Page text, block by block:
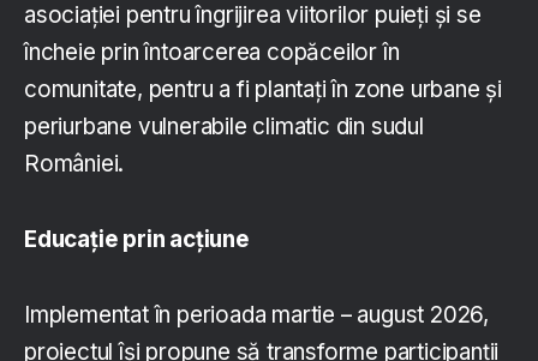
asociației pentru îngrijirea viitorilor puieți și se
încheie prin întoarcerea copăceilor în
comunitate, pentru a fi plantați în zone urbane și
periurbane vulnerabile climatic din sudul
României.
Educație prin acțiune
Implementat în perioada martie – august 2026,
proiectul își propune să transforme participanții